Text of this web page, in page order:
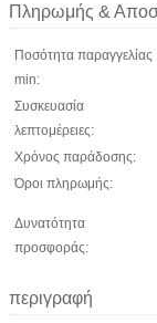
Πληρωμής &
Ποσότητα παραγγελίας
min:
Συσκευασία
λεπτομέρειες:
Χρόνος παράδοσης:
Όροι πληρωμής:
Δυνατότητα
προσφοράς:
περιγραφή